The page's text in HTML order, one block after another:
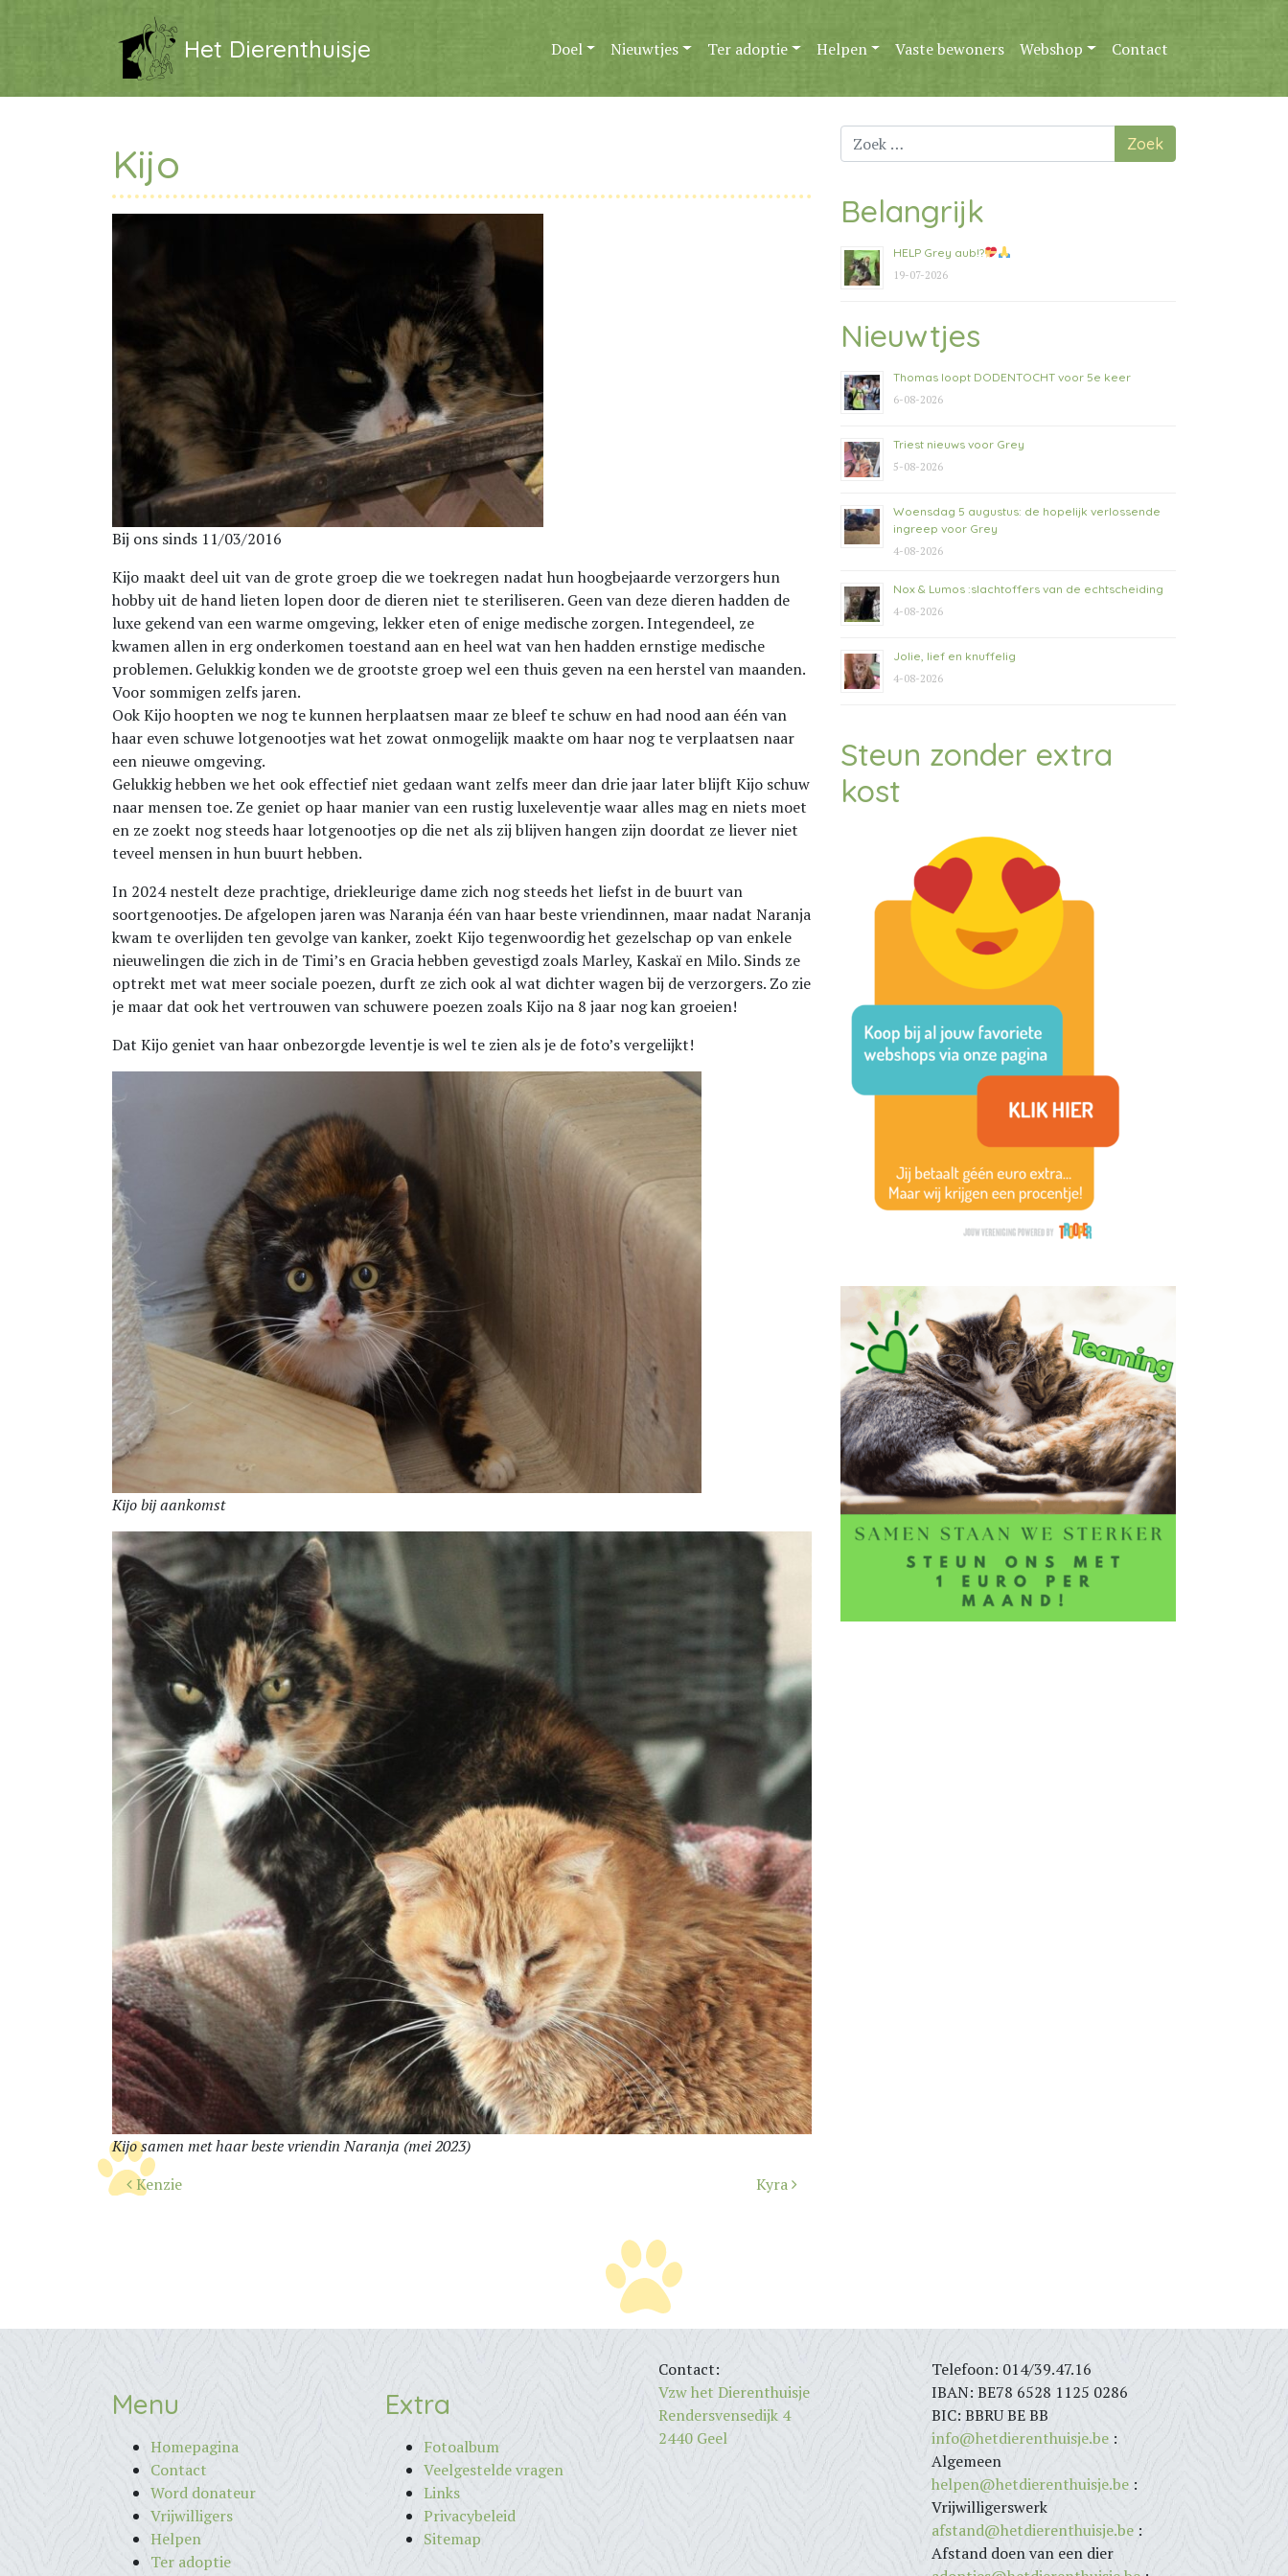
Het Dierenthuisje Doel Nieuwtjes Ter adoptie Helpen Vaste bewoners Webshop Contact
Kijo
Bij ons sinds 11/03/2016
Kijo maakt deel uit van de grote groep die we toekregen nadat hun hoogbejaarde verzorgers hun
hobby uit de hand lieten lopen door de dieren niet te steriliseren. Geen van deze dieren hadden de
luxe gekend van een warme omgeving, lekker eten of enige medische zorgen. Integendeel, ze
kwamen allen in erg onderkomen toestand aan en heel wat van hen hadden ernstige medische
problemen. Gelukkig konden we de grootste groep wel een thuis geven na een herstel van maanden.
Voor sommigen zelfs jaren.
Ook Kijo hoopten we nog te kunnen herplaatsen maar ze bleef te schuw en had nood aan één van
haar even schuwe lotgenootjes wat het zowat onmogelijk maakte om haar nog te verplaatsen naar
een nieuwe omgeving.
Gelukkig hebben we het ook effectief niet gedaan want zelfs meer dan drie jaar later blijft Kijo schuw
naar mensen toe. Ze geniet op haar manier van een rustig luxeleventje waar alles mag en niets moet
en ze zoekt nog steeds haar lotgenootjes op die net als zij blijven hangen zijn doordat ze liever niet
teveel mensen in hun buurt hebben.
In 2024 nestelt deze prachtige, driekleurige dame zich nog steeds het liefst in de buurt van
soortgenootjes. De afgelopen jaren was Naranja één van haar beste vriendinnen, maar nadat Naranja
kwam te overlijden ten gevolge van kanker, zoekt Kijo tegenwoordig het gezelschap op van enkele
nieuwelingen die zich in de Timi’s en Gracia hebben gevestigd zoals Marley, Kaskaï en Milo. Sinds ze
optrekt met wat meer sociale poezen, durft ze zich ook al wat dichter wagen bij de verzorgers. Zo zie
je maar dat ook het vertrouwen van schuwere poezen zoals Kijo na 8 jaar nog kan groeien!
Dat Kijo geniet van haar onbezorgde leventje is wel te zien als je de foto’s vergelijkt!
Kijo bij aankomst
Kijo samen met haar beste vriendin Naranja (mei 2023)
Bericht
navigatie
Kenzie Kyra
Zoek
naar:
Belangrijk
HELP Grey aub!?
19-07-2026
Nieuwtjes
Thomas loopt DODENTOCHT voor 5e keer
6-08-2026
Triest nieuws voor Grey
5-08-2026
Woensdag 5 augustus: de hopelijk verlossende
ingreep voor Grey
4-08-2026
Nox & Lumos :slachtoffers van de echtscheiding
4-08-2026
Jolie, lief en knuffelig
4-08-2026
Steun zonder extra
kost
Menu
Homepagina
Contact
Word donateur
Vrijwilligers
Helpen
Ter adoptie
Extra
Fotoalbum
Veelgestelde vragen
Links
Privacybeleid
Sitemap
Contact:
Vzw het Dierenthuisje
Rendersvensedijk 4
2440 Geel
Telefoon: 014/39.47.16
IBAN: BE78 6528 1125 0286
BIC: BBRU BE BB
info@hetdierenthuisje.be :
Algemeen
helpen@hetdierenthuisje.be :
Vrijwilligerswerk
afstand@hetdierenthuisje.be :
Afstand doen van een dier